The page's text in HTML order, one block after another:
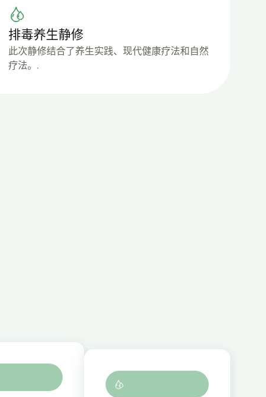
排毒养生静修
此次静修结合了养生实践、现代健康疗法和自然
疗法。.